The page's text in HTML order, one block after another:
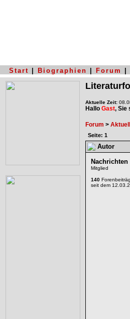
Start Biographien Forum
Aktuelle Zeit:
Hallo Gast, Sie
Forum >
Seite: 1
Autor
Nachrichten
Mitglied
140
seit dem